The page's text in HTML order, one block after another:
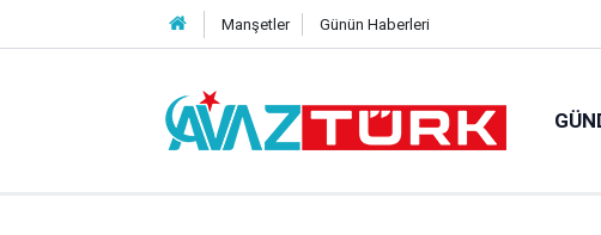
Manşetler Günün Haberleri